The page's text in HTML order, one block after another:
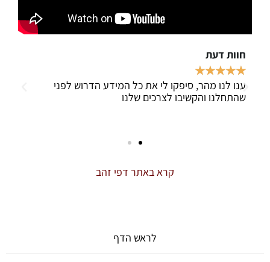
★
מהר, סיפקו לי את כל המידע הדרוש לפני
והקשיבו לצרכים שלנו
פניתי אל
קרא באתר דפי זהב
לראש הדף